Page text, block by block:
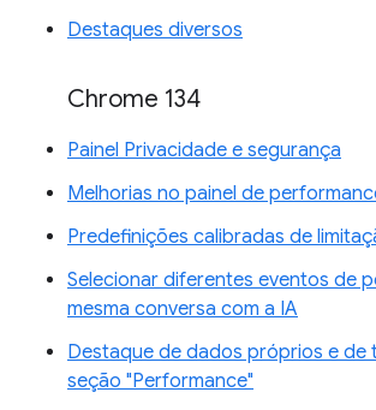
Destaques diversos
Chrome 134
Painel Privacidade e segurança
Melhorias no painel de
Predefinições calibradas de
Selecionar diferentes eventos de
mesma conversa com a IA
Destaque de dados próprios e de
seção "Performance"